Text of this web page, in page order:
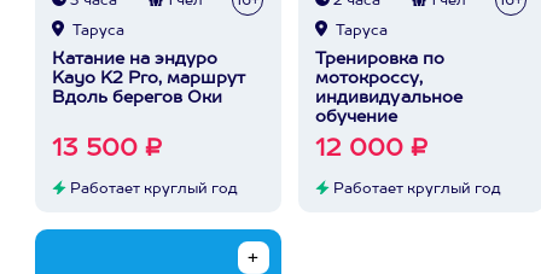
Таруса
Катание на эндуро
Kayo K2 Pro, маршрут
Вдоль берегов Оки
13 500 ₽
Работает круглый год
Таруса
Тренировка по
мотокроссу,
индивидуальное
обучение
12 000 ₽
Работает круглый год